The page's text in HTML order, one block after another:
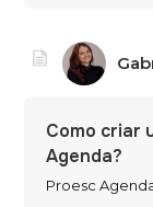
Como criar
Agenda?
Proesc